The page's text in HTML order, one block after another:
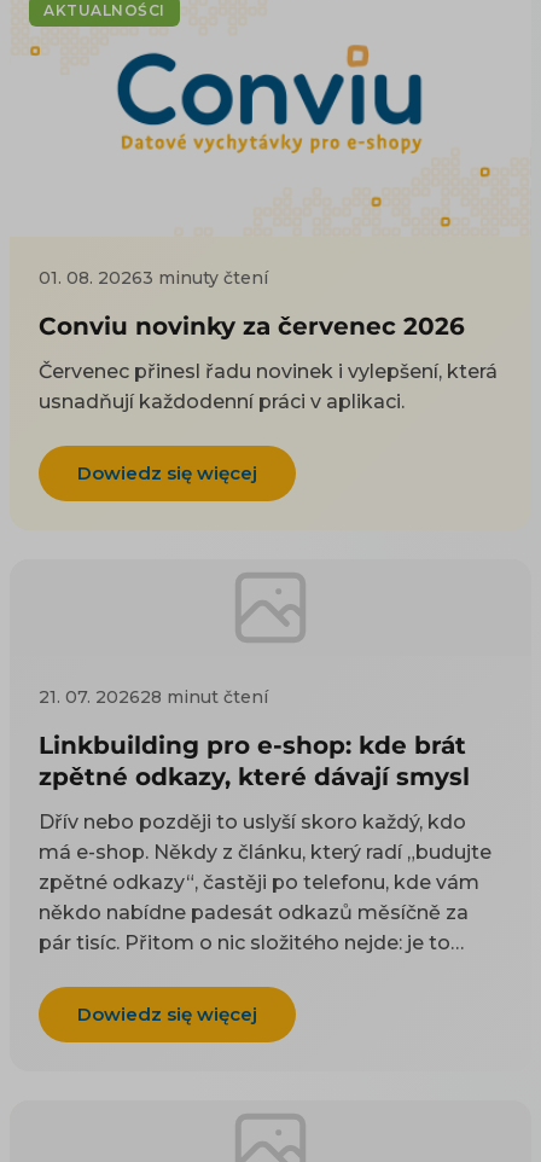
AKTUALNOŚCI
01. 08. 20263 minuty čtení
Conviu novinky za červenec 2026
Červenec přinesl řadu novinek i vylepšení, která
usnadňují každodenní práci v aplikaci.
Dowiedz się więcej
21. 07. 202628 minut čtení
Linkbuilding pro e-shop: kde brát
zpětné odkazy, které dávají smysl
Dřív nebo později to uslyší skoro každý, kdo
má e-shop. Někdy z článku, který radí „budujte
zpětné odkazy“, častěji po telefonu, kde vám
někdo nabídne padesát odkazů měsíčně za
pár tisíc. Přitom o nic složitého nejde: je to
odkazy odjakživa bere jako doporučení — čím
víc důvěryhodných webů na vás ukazuje, tím
si to začnete zjišťovat, najdete dva druhy rad a
ani jeden vám nepomůže. Návody psané pro
Dowiedz się więcej